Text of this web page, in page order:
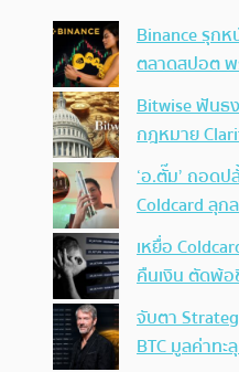
Binance รุก
ตลาดสปอต
Bitwise ฟันธ
กฎหมาย
‘อ.ตั๊ม’ ถอด
Coldcard ลุ
เหยื่อ
คืนเงิน ตัดพ้
จับตา
BTC มูลค่าท